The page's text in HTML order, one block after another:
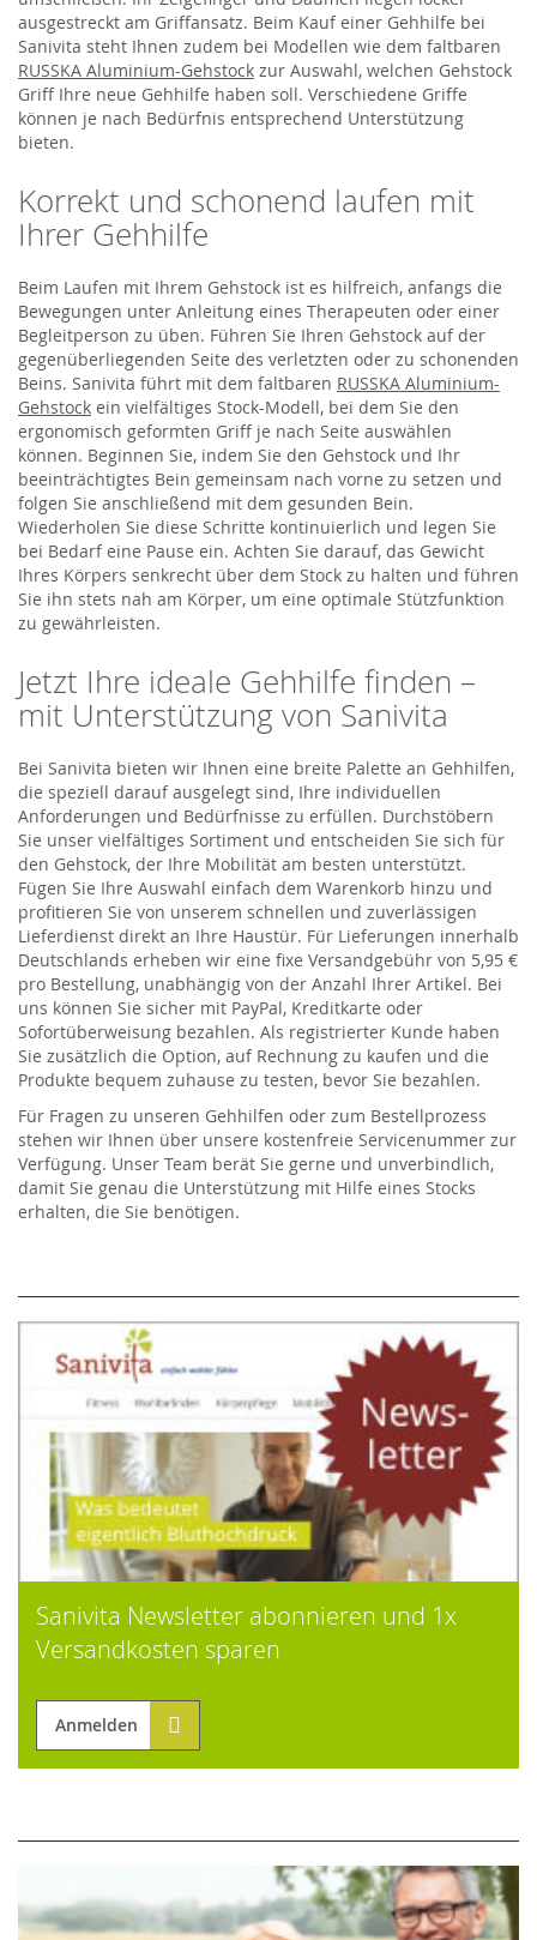
Sanivita Newsletter abonnieren und 1x
Versandkosten sparen
Anmelden
ausgestreckt am Griffansatz. Beim Kauf einer Gehhilfe bei
Sanivita steht Ihnen zudem bei Modellen wie dem faltbaren
RUSSKA Aluminium-Gehstock zur Auswahl, welchen Gehstock
Griff Ihre neue Gehhilfe haben soll. Verschiedene Griffe
können je nach Bedürfnis entsprechend Unterstützung
bieten.
Korrekt und schonend laufen mit
Ihrer Gehhilfe
Beim Laufen mit Ihrem Gehstock ist es hilfreich, anfangs die
Bewegungen unter Anleitung eines Therapeuten oder einer
Begleitperson zu üben. Führen Sie Ihren Gehstock auf der
gegenüberliegenden Seite des verletzten oder zu schonenden
Beins. Sanivita führt mit dem faltbaren RUSSKA Aluminium-
Gehstock ein vielfältiges Stock-Modell, bei dem Sie den
ergonomisch geformten Griff je nach Seite auswählen
können. Beginnen Sie, indem Sie den Gehstock und Ihr
beeinträchtigtes Bein gemeinsam nach vorne zu setzen und
folgen Sie anschließend mit dem gesunden Bein.
Wiederholen Sie diese Schritte kontinuierlich und legen Sie
bei Bedarf eine Pause ein. Achten Sie darauf, das Gewicht
Ihres Körpers senkrecht über dem Stock zu halten und führen
Sie ihn stets nah am Körper, um eine optimale Stützfunktion
zu gewährleisten.
Jetzt Ihre ideale Gehhilfe finden –
mit Unterstützung von Sanivita
Bei Sanivita bieten wir Ihnen eine breite Palette an Gehhilfen,
die speziell darauf ausgelegt sind, Ihre individuellen
Anforderungen und Bedürfnisse zu erfüllen. Durchstöbern
Sie unser vielfältiges Sortiment und entscheiden Sie sich für
den Gehstock, der Ihre Mobilität am besten unterstützt.
Fügen Sie Ihre Auswahl einfach dem Warenkorb hinzu und
profitieren Sie von unserem schnellen und zuverlässigen
Lieferdienst direkt an Ihre Haustür. Für Lieferungen innerhalb
Deutschlands erheben wir eine fixe Versandgebühr von 5,95 €
pro Bestellung, unabhängig von der Anzahl Ihrer Artikel. Bei
uns können Sie sicher mit PayPal, Kreditkarte oder
Sofortüberweisung bezahlen. Als registrierter Kunde haben
Sie zusätzlich die Option, auf Rechnung zu kaufen und die
Produkte bequem zuhause zu testen, bevor Sie bezahlen.
Für Fragen zu unseren Gehhilfen oder zum Bestellprozess
stehen wir Ihnen über unsere kostenfreie Servicenummer zur
Verfügung. Unser Team berät Sie gerne und unverbindlich,
damit Sie genau die Unterstützung mit Hilfe eines Stocks
erhalten, die Sie benötigen.